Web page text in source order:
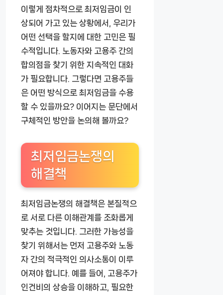
이렇게 점차적으로 최저임금이 인
상되어 가고 있는 상황에서, 우리가
어떤 선택을 할지에 대한 고민은 필
수적입니다. 노동자와 고용주 간의
합의점을 찾기 위한 지속적인 대화
가 필요합니다. 그렇다면 고용주들
은 어떤 방식으로 최저임금을 수용
할 수 있을까요? 이어지는 문단에서
구체적인 방안을 논의해 볼까요?
최저임금논쟁의
해결책
최저임금논쟁의 해결책은 본질적으
로 서로 다른 이해관계를 조화롭게
맞추는 것입니다. 그러한 가능성을
찾기 위해서는 먼저 고용주와 노동
자 간의 적극적인 의사소통이 이루
어져야 합니다. 예를 들어, 고용주가
인건비의 상승을 이해하고, 필요한